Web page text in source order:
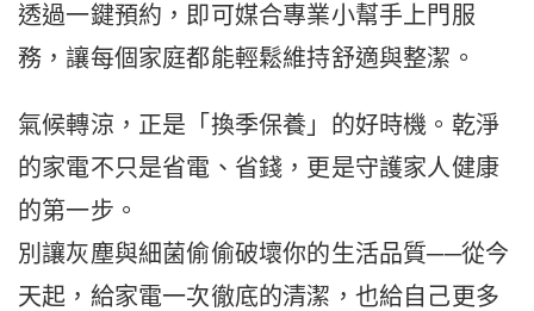
透過一鍵預約，即可媒合專業小幫手上門服
務，讓每個家庭都能輕鬆維持舒適與整潔。
氣候轉涼，正是「換季保養」的好時機。乾淨
的家電不只是省電、省錢，更是守護家人健康
的第一步。
別讓灰塵與細菌偷偷破壞你的生活品質──從今
天起，給家電一次徹底的清潔，也給自己更多